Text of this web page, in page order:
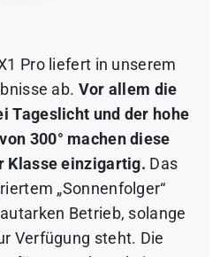
Pro liefert in unserem
ab. Vor allem die
Tageslicht und der hohe
300° machen diese
Klasse einzigartig. Das
„Sonnenfolger“
Betrieb, solange
Verfügung steht. Die